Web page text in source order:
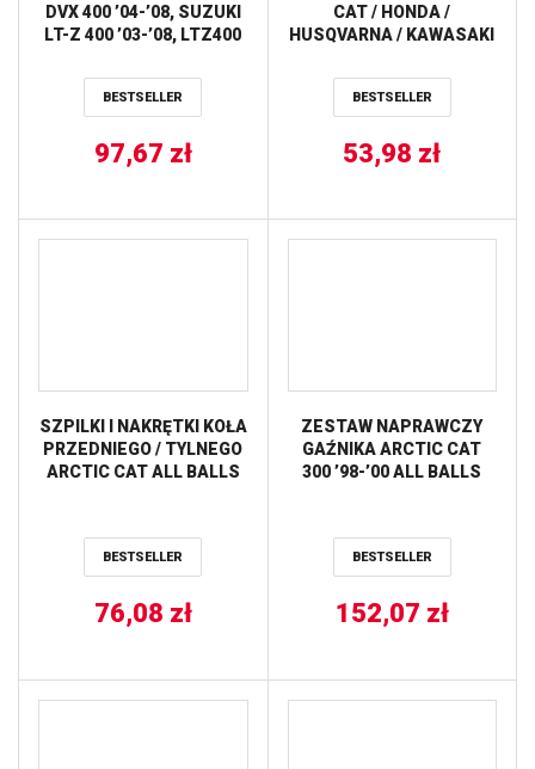
DVX 400 ’04-’08, SUZUKI
LT-Z 400 ’03-’08, LTZ400
BESTSELLER
97,67 zł
CAT / HONDA /
HUSQVARNA / KAWASAKI
(34/8MM) (SZER.28MM)
(79-5001) PROX
BESTSELLER
53,98 zł
SZPILKI I NAKRĘTKI KOŁA
PRZEDNIEGO / TYLNEGO
ARCTIC CAT ALL BALLS
BESTSELLER
76,08 zł
ZESTAW NAPRAWCZY
GAŹNIKA ARCTIC CAT
300 ’98-’00 ALL BALLS
BESTSELLER
152,07 zł